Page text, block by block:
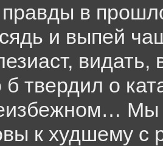
в
и выпей
видать,
б твердил о
Мы
к худшему с